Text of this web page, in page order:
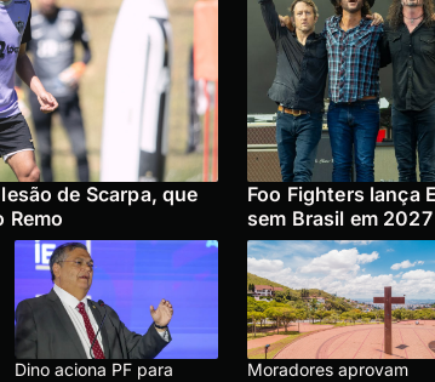
de Scarpa, que
Remo
Foo Fighters lança
sem Brasil em 2027
Dino aciona PF para
Moradores aprovam